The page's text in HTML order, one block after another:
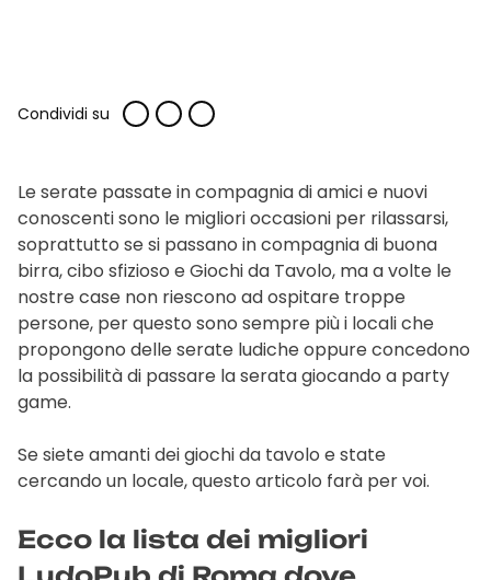
Condividi su
Le serate passate in compagnia di amici e nuovi
conoscenti sono le migliori occasioni per rilassarsi,
soprattutto se si passano in compagnia di buona
birra, cibo sfizioso e Giochi da Tavolo, ma a volte le
nostre case non riescono ad ospitare troppe
persone, per questo sono sempre più i locali che
propongono delle serate ludiche oppure concedono
la possibilità di passare la serata giocando a party
game.
Se siete amanti dei giochi da tavolo e state
cercando un locale, questo articolo farà per voi.
Ecco la lista dei migliori